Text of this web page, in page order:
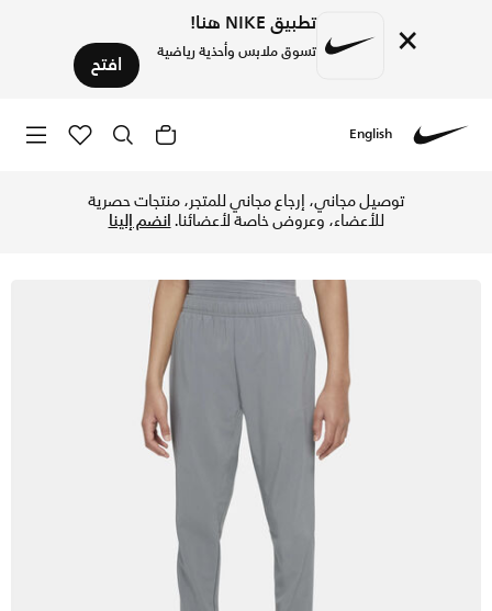
× تطبيق NIKE هنا!
تسوق ملابس وأحذية رياضية افتح
English
توصيل مجاني، إرجاع مجاني للمتجر، منتجات حصرية
للأعضاء، وعروض خاصة لأعضائنا.انضم إلينا